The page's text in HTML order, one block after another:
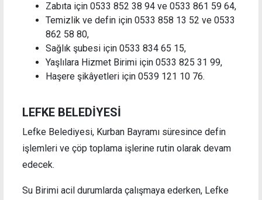
Zabıta için 0533 852 38 94 ve 0533 861 59 64,
Temizlik ve defin için 0533 858 13 52 ve 0533
862 58 80,
Sağlık şubesi için 0533 834 65 15,
Yaşlılara Hizmet Birimi için 0533 825 31 99,
Haşere şikâyetleri için 0539 121 10 76.
LEFKE BELEDİYESİ
Lefke Belediyesi, Kurban Bayramı süresince defin
işlemleri ve çöp toplama işlerine rutin olarak devam
edecek.
Su Birimi acil durumlarda çalışmaya ederken, Lefke